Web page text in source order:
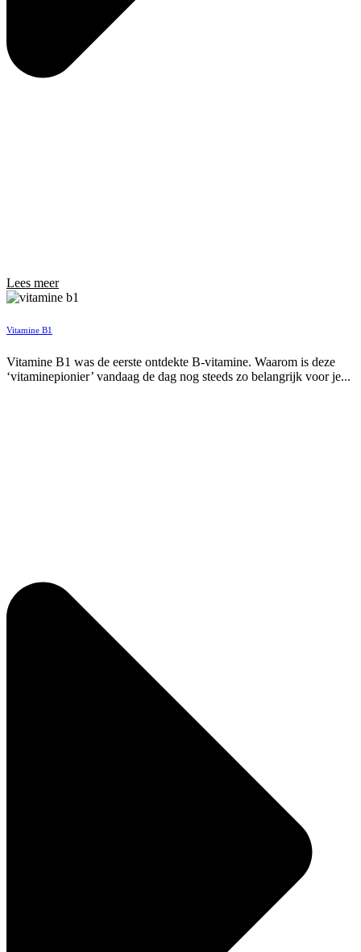
Lees meer
Vitamine B1
Vitamine B1 was de eerste ontdekte B-vitamine. Waarom is deze
‘vitaminepionier’ vandaag de dag nog steeds zo belangrijk voor je...